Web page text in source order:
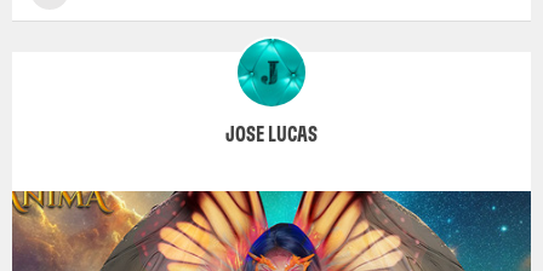
JOSE LUCAS